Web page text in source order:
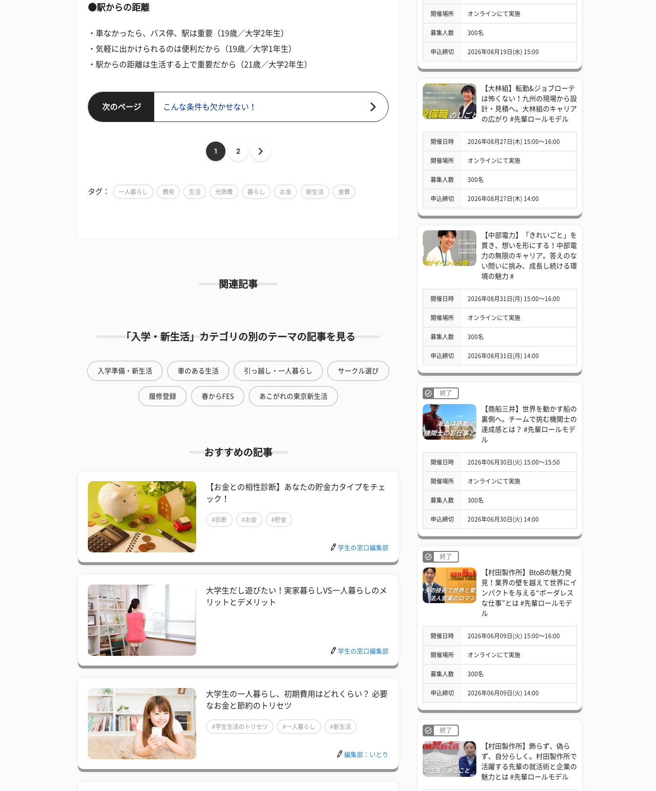
●駅からの距離
・車なかったら、バス停、駅は重要（19歳／大学2年生）
・気軽に出かけられるのは便利だから（19歳／大学1年生）
・駅からの距離は生活する上で重要だから（21歳／大学2年生）
次のページ こんな条件も欠かせない！
1 2
タグ： 一人暮らし 費用 生活 光熱費 暮らし お金 新生活 食費
関連記事
「入学・新生活」カテゴリの別のテーマの記事を見る
入学準備・新生活 車のある生活 引っ越し・一人暮らし サークル選び
履修登録 春からFES あこがれの東京新生活
おすすめの記事
【お金との相性診断】あなたの貯金力タイプをチェ
ック！
#診断 #お金 #貯金
学生の窓口編集部
大学生だし遊びたい！実家暮らしVS一人暮らしのメ
リットとデメリット
学生の窓口編集部
大学生の一人暮らし、初期費用はどれくらい？ 必要
なお金と節約のトリセツ
#学生生活のトリセツ #一人暮らし #新生活
編集部：いとり
開催場所 オンラインにて実施
募集人数 300名
申込締切 2026年08月19日(水) 15:00
【大林組】転勤&ジョブローテ
は怖くない！九州の現場から設
計・見積へ。大林組のキャリア
の広がり #先輩ロールモデル
開催日時 2026年08月27日(木) 15:00〜16:00
開催場所 オンラインにて実施
募集人数 300名
申込締切 2026年08月27日(木) 14:00
【中部電力】「きれいごと」を
貫き、想いを形にする！中部電
力の無限のキャリア。答えのな
い問いに挑み、成長し続ける環
境の魅力 #
開催日時 2026年08月31日(月) 15:00〜16:00
開催場所 オンラインにて実施
募集人数 300名
申込締切 2026年08月31日(月) 14:00
終了
【商船三井】世界を動かす船の
裏側へ。チームで挑む機関士の
達成感とは？ #先輩ロールモデ
ル
開催日時 2026年06月30日(火) 15:00〜15:50
開催場所 オンラインにて実施
募集人数 300名
申込締切 2026年06月30日(火) 14:00
終了
【村田製作所】BtoBの魅力発
見！業界の壁を越えて世界にイ
ンパクトを与える“ボーダレス
な仕事”とは #先輩ロールモデ
ル
開催日時 2026年06月09日(火) 15:00〜16:00
開催場所 オンラインにて実施
募集人数 300名
申込締切 2026年06月09日(火) 14:00
終了
【村田製作所】飾らず、偽ら
ず、自分らしく。村田製作所で
活躍する先輩の就活術と企業の
魅力とは #先輩ロールモデル